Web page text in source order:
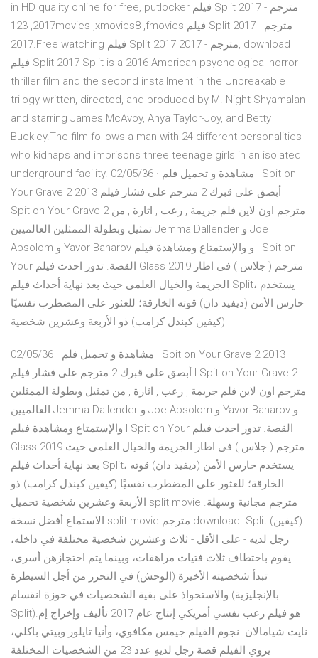
in HD quality online for free, putlocker فيلم Split 2017 مترجم -
2017, 123movies ,xmovies8 ,fmovies فيلم Split 2017 مترجم -
2017.Free watching فيلم Split 2017 مترجم - 2017, download
فيلم Split 2017 Split is a 2016 American psychological horror
thriller film and the second installment in the Unbreakable
trilogy written, directed, and produced by M. Night Shyamalan
and starring James McAvoy, Anya Taylor-Joy, and Betty
Buckley.The film follows a man with 24 different personalities
who kidnaps and imprisons three teenage girls in an isolated
underground facility. 02/05/36 · مشاهدة و تحميل فلم I Spit on
Your Grave 2 2013 أبصق على قبرك 2 مترجم على فشار فيلم I
Spit on Your Grave 2 مترجم اون لاين فلم جريمة , رعب , اثارة , من
تمثيل وبطولة الممثلين العالميين Jemma Dallender و Joe
Absolom و Yavor Baharov و والإستمتاع ومشاهدة فيلم I Spit on
Your القصة. تدور احدث فيلم Glass 2019 مترجم ( جلاس ) فى اطار
الجريمة والخيال العلمى حيث بعد نهاية أحداث فيلم Split، يستخدم
حارس الأمن (ديفيد دان) قوته الخارقة؛ للعثور على المضطرب نفسيًا
(كيفين كيندل كرامب) ذو الأربعة وعشرين شخصية
02/05/36 · مشاهدة و تحميل فلم I Spit on Your Grave 2 2013
أبصق على قبرك 2 مترجم على فشار فيلم I Spit on Your Grave 2
مترجم اون لاين فلم جريمة , رعب , اثارة , من تمثيل وبطولة الممثلين
العالميين Jemma Dallender و Joe Absolom و Yavor Baharov و
والإستمتاع ومشاهدة فيلم I Spit on Your القصة. تدور احدث فيلم
Glass 2019 مترجم ( جلاس ) فى اطار الجريمة والخيال العلمى حيث
بعد نهاية أحداث فيلم Split، يستخدم حارس الأمن (ديفيد دان) قوته
الخارقة؛ للعثور على المضطرب نفسيًا (كيفين كيندل كرامب) ذو
الأربعة وعشرين شخصية تحميل split movie مترجم مجانية وسهلة.
الاستماع أفضل نسخة split movie مترجم download. Split (كيفين)
رجل لديه - على الأقل - ثلاث وعشرين شخصية مختلفة في داخله،
يقوم باختطاف ثلاث فتيات مراهقات، وبينما يتم احتجازهن أسرى،
تبدأ شخصيته الأخيرة (الوحش) في التحرر من أجل السيطرة
والاستحواذ على بقية الشخصيات في حوزة انقسام (بالإنجليزية:
Split)‏ هو فيلم رعب نفسي أمريكي إنتاج عام 2017 تأليف وإخراج إم.
نايت شيامالان. نجوم الفيلم جيمس مكافوي، وأنيا تايلور وبيتي باكلي،
يروي الفيلم قصة رجل لديهِ عدد 23 من الشخصيات المختلفة